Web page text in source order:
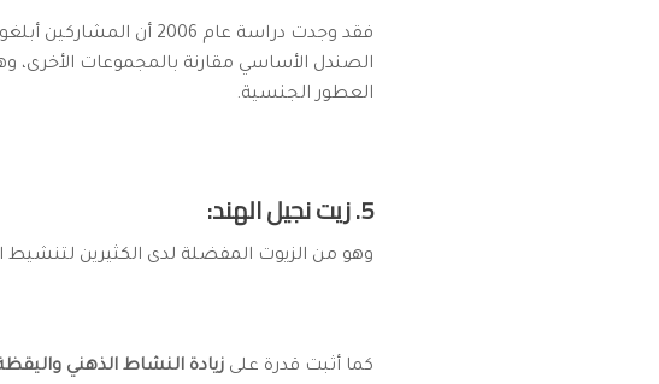
فقد وجدت دراسة عام
الصندل الأساسي مقارنة بالمجموعات
العطور الجنسية.
5. زيت نجيل الهند:
وهو من الزيوت المفضلة لدى الكثيرين
كما أثبت قدرة على زيادة النشاط الذهني